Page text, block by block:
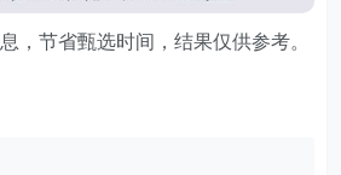
，节省甄选时间，结果仅供参考。